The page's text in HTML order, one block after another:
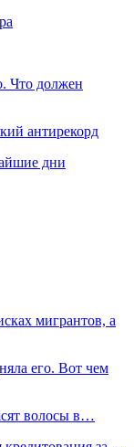
Что должен
антирекорд
дни
мигрантов, а
его. Вот чем
волосы в…